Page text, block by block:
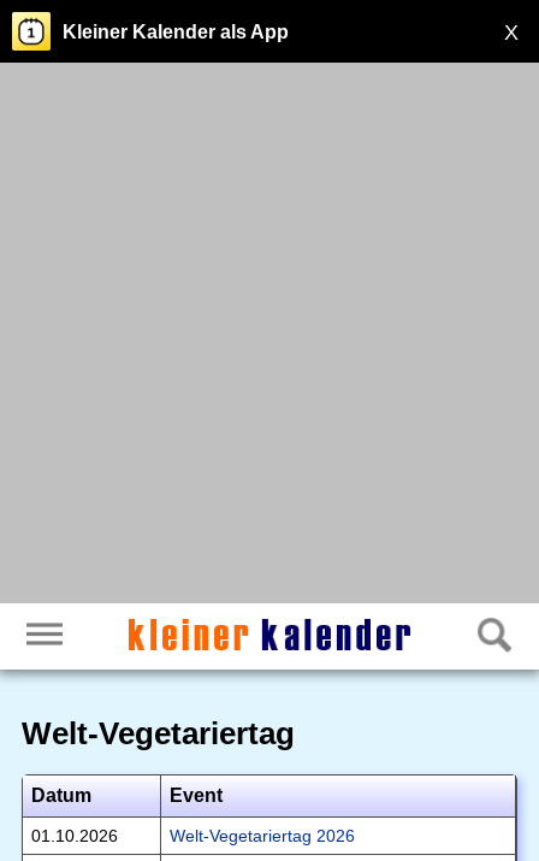
X
Kleiner Kalender als App
Welt-Vegetariertag
Datum Event
01.10.2026
Welt-Vegetariertag 2026